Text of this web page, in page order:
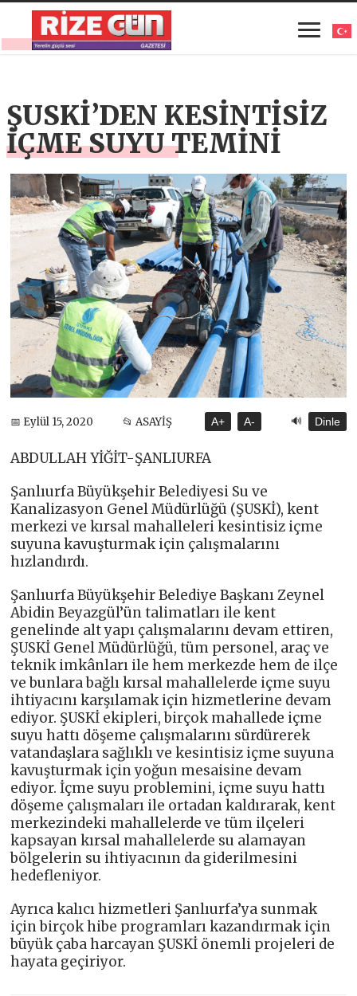
ŞUSKİ’DEN KESİNTİSİZ
İÇME SUYU TEMİNİ
📅 Eylül 15, 2020 📂 ASAYİŞ A+ A- 🔊 Dinle
ABDULLAH YİĞİT-ŞANLIURFA
Şanlıurfa Büyükşehir Belediyesi Su ve
Kanalizasyon Genel Müdürlüğü (ŞUSKİ), kent
merkezi ve kırsal mahalleleri kesintisiz içme
suyuna kavuşturmak için çalışmalarını
hızlandırdı.
Şanlıurfa Büyükşehir Belediye Başkanı Zeynel
Abidin Beyazgül’ün talimatları ile kent
genelinde alt yapı çalışmalarını devam ettiren,
ŞUSKİ Genel Müdürlüğü, tüm personel, araç ve
teknik imkânları ile hem merkezde hem de ilçe
ve bunlara bağlı kırsal mahallelerde içme suyu
ihtiyacını karşılamak için hizmetlerine devam
ediyor. ŞUSKİ ekipleri, birçok mahallede içme
suyu hattı döşeme çalışmalarını sürdürerek
vatandaşlara sağlıklı ve kesintisiz içme suyuna
kavuşturmak için yoğun mesaisine devam
ediyor. İçme suyu problemini, içme suyu hattı
döşeme çalışmaları ile ortadan kaldırarak, kent
merkezindeki mahallelerde ve tüm ilçeleri
kapsayan kırsal mahallelerde su alamayan
bölgelerin su ihtiyacının da giderilmesini
hedefleniyor.
Ayrıca kalıcı hizmetleri Şanlıurfa’ya sunmak
için birçok hibe programları kazandırmak için
büyük çaba harcayan ŞUSKİ önemli projeleri de
hayata geçiriyor.